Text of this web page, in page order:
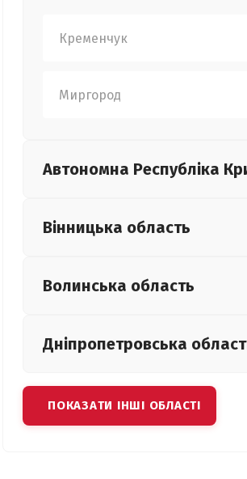
Кременчук
Миргород
Автономна Республіка
Вінницька область
Волинська область
Дніпропетровська
ПОКАЗАТИ ІНШІ ОБЛАСТІ